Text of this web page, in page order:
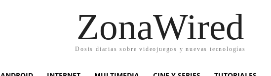
ZonaWired
Dosis diarias sobre videojuegos y nuevas tecnologías